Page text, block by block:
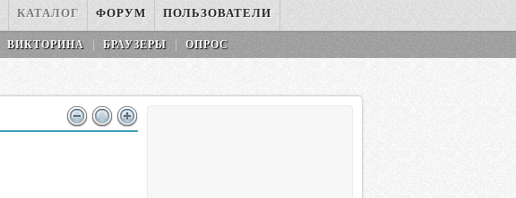
КАТАЛОГ ФОРУМ ПОЛЬЗОВАТЕЛИ
ВИКТОРИНА БРАУЗЕРЫ ОПРОС